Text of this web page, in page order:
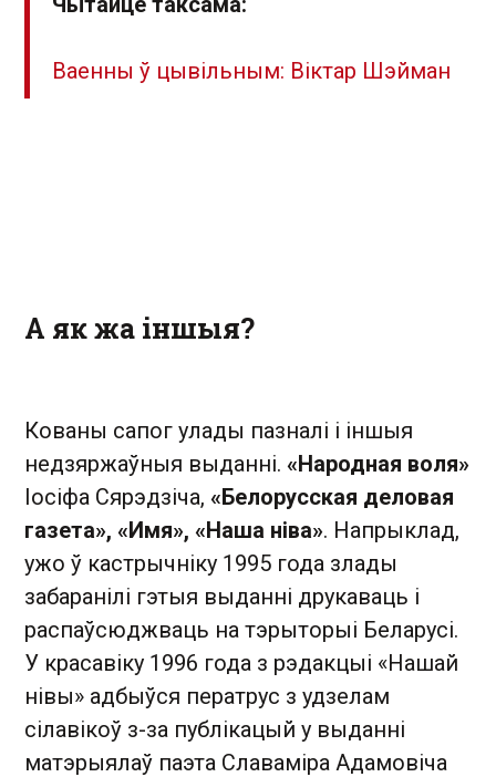
Ваенны ў цывільным: Віктар Шэйман
А як жа іншыя?
Кованы сапог улады пазналі і іншыя
недзяржаўныя выданні. «Народная воля»
Іосіфа Сярэдзіча, «Белорусская деловая
газета», «Имя», «Наша ніва». Напрыклад,
ужо ў кастрычніку 1995 года злады
забаранілі гэтыя выданні друкаваць і
распаўсюджваць на тэрыторыі Беларусі.
У красавіку 1996 года з рэдакцыі «Нашай
нівы» адбыўся ператрус з удзелам
сілавікоў з-за публікацый у выданні
матэрыялаў паэта Славаміра Адамовіча